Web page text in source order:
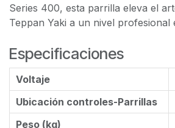
Series 400, esta parrilla eleva el
Teppan Yaki a un nivel profesional
Especificaciones
Voltaje
Ubicación controles-Parrillas
Peso (kg)